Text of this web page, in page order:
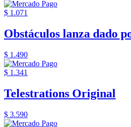
$ 1.071
Obstáculos lanza dado
$ 1.490
$ 1.341
Telestrations Original
$ 3.590